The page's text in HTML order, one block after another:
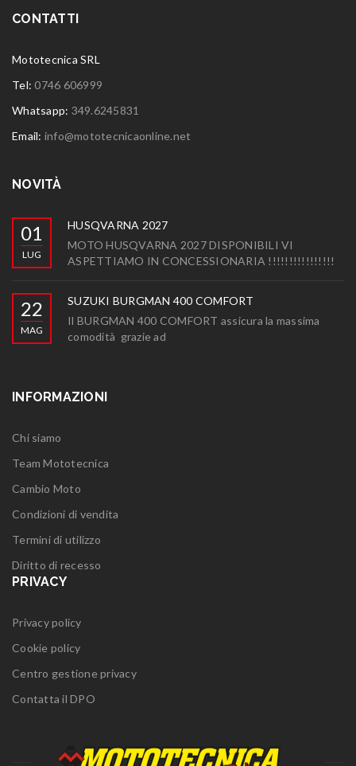
CONTATTI
Mototecnica SRL
Tel:0746 606999
Whatsapp: 349.6245831
Email: info@mototecnicaonline.net
NOVITÀ
01
LUG
HUSQVARNA 2027
MOTO HUSQVARNA 2027 DISPONIBILI VI
ASPETTIAMO IN CONCESSIONARIA !!!!!!!!!!!!!!!!
22
MAG
SUZUKI BURGMAN 400 COMFORT
Il BURGMAN 400 COMFORT assicura la massima
comodità grazie ad
INFORMAZIONI
Chi siamo
Team Mototecnica
Cambio Moto
Condizioni di vendita
Termini di utilizzo
Diritto di recesso
PRIVACY
Privacy policy
Cookie policy
Centro gestione privacy
Contatta il DPO